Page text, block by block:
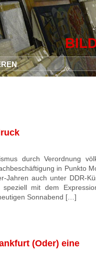
durch Verordnung
in Punkto
Jahren auch unter DDR-
mit dem
Sonnabend […]
(Oder) eine